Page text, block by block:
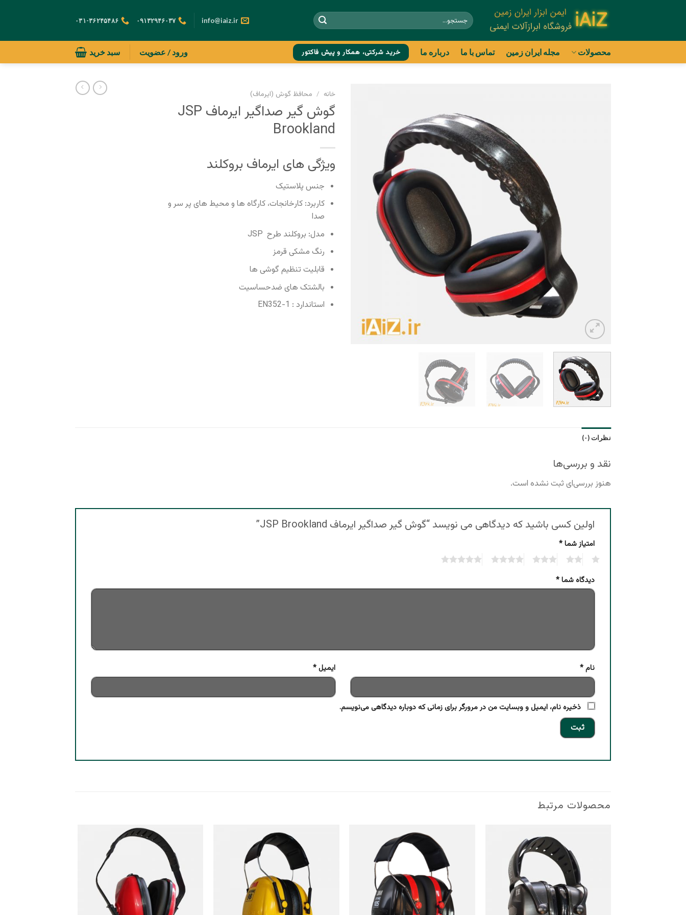
جستجو
برای:
info@iaiz.ir ۰۹۱۳۲۹۴۶۰۳۷ ۰۳۱-۳۶۲۴۵۴۸۶
محصولات مجله ایران زمین تماس با ما درباره ما خرید شرکتی، همکار و پیش فاکتور ورود / عضویت سبد خرید
خانه / محافظ گوش (ایرماف)
گوش گیر صداگیر ایرماف JSP
Brookland
ویژگی های ایرماف بروکلند
جنس پلاستیک
کاربرد: کارخانجات، کارگاه ها و محیط های پر سر و
صدا
مدل: بروکلند طرح JSP
رنگ مشکی قرمز
قابلیت تنظیم گوشی ها
بالشتک های ضدحساسیت
استاندارد : EN352-1
نظرات (۰)
نقد و بررسی‌ها
هنوز بررسی‌ای ثبت نشده است.
اولین کسی باشید که دیدگاهی می نویسد “گوش گیر صداگیر ایرماف JSP Brookland”
امتیاز شما*
دیدگاه شما*
نام* ایمیل*
ذخیره نام، ایمیل و وبسایت من در مرورگر برای زمانی که دوباره دیدگاهی می‌نویسم.
محصولات مرتبط